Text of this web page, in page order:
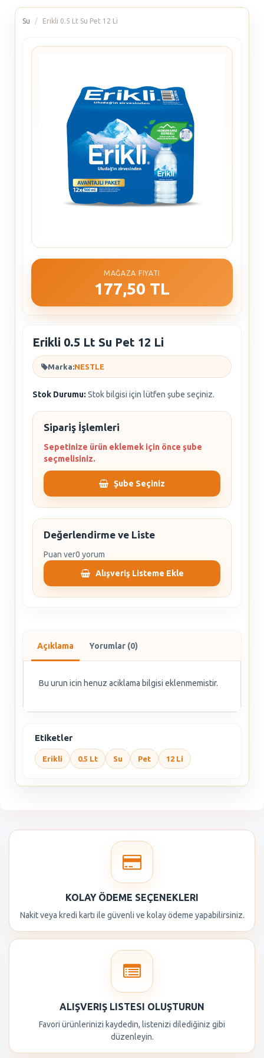
Su Erikli 0.5 Lt Su Pet 12 Li
MAĞAZA FIYATI
177,50 TL
Erikli 0.5 Lt Su Pet 12 Li
Marka:NESTLE
Stok Durumu: Stok bilgisi için lütfen şube seçiniz.
Sipariş İşlemleri
Sepetinize ürün eklemek için önce şube
seçmelisiniz.
Şube Seçiniz
Değerlendirme ve Liste
Puan ver0 yorum
Alışveriş Listeme Ekle
Açıklama Yorumlar (0)
Bu urun icin henuz aciklama bilgisi eklenmemistir.
Etiketler
Erikli 0.5 Lt Su Pet 12 Li
KOLAY ÖDEME SEÇENEKLERI
Nakit veya kredi kartı ile güvenli ve kolay ödeme yapabilirsiniz.
ALIŞVERIŞ LISTESI OLUŞTURUN
Favori ürünlerinizi kaydedin, listenizi dilediğiniz gibi
düzenleyin.